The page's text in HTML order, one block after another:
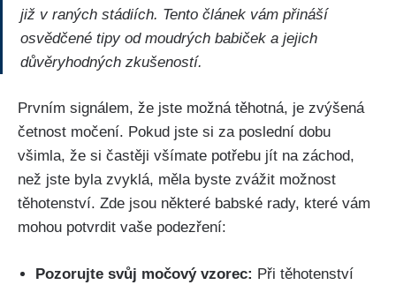
již v raných stádiích. Tento článek vám přináší
osvědčené tipy ‍od moudrých babiček a jejich ​
důvěryhodných zkušeností.
Prvním signálem, že jste možná těhotná, je zvýšená
četnost močení.⁣ Pokud jste si‌ za poslední dobu
všimla, že si častěji všímate potřebu jít⁢ na záchod,
než jste byla zvyklá, měla ⁣byste zvážit možnost
‍těhotenství. Zde jsou některé babské rady, které vám
mohou​ potvrdit vaše podezření:
Pozorujte svůj močový vzorec: Při těhotenství